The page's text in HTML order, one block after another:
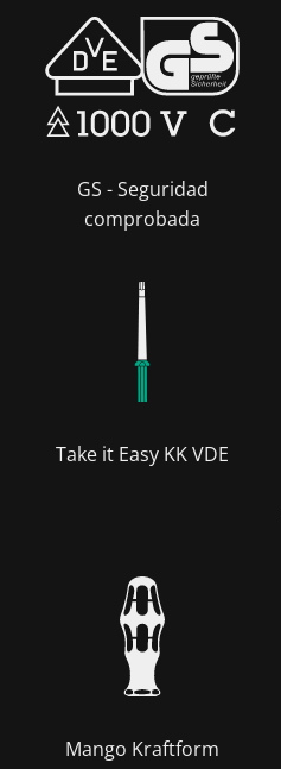
GS - Seguridad
comprobada
Take it Easy KK VDE
Mango Kraftform